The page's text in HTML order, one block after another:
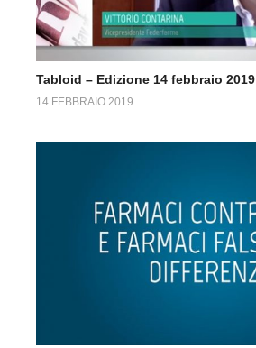
Tabloid – Edizione 14 febbraio 2019
14 FEBBRAIO 2019